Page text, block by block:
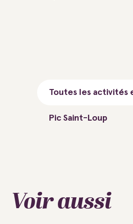
Toutes les activités
Pic Saint-Loup
Voir aussi